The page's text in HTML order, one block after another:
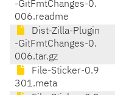
-GitFmtChanges-0.
006.readme
Dist-Zilla-Plugin
-GitFmtChanges-0.
006.tar.gz
File-Sticker-0.9
301.meta